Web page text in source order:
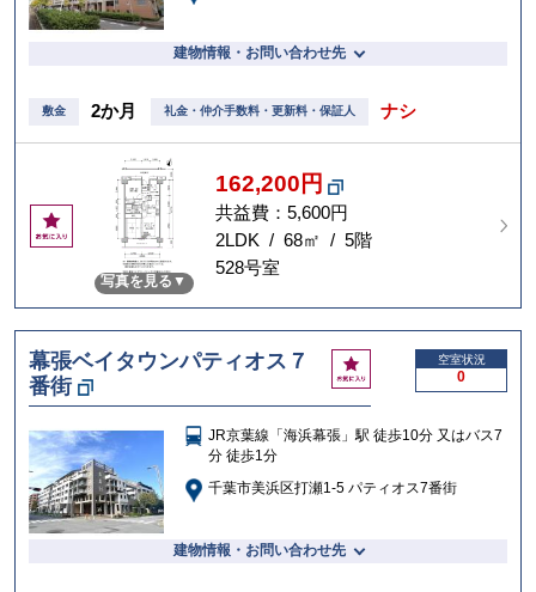
建物情報・お問い合わせ先
敷金 2か月 礼金・仲介手数料・更新料・保証人 ナシ
お
気
り
写真を見る
162,200円
共益費：5,600円
2LDK / 68㎡ / 5階
528号室
幕張ベイタウンパティオス７
番街
お
気
に
入
空室状況
0
JR京葉線「海浜幕張」駅 徒歩10分 又はバス7
分 徒歩1分
千葉市美浜区打瀬1-5 パティオス7番街
建物情報・お問い合わせ先